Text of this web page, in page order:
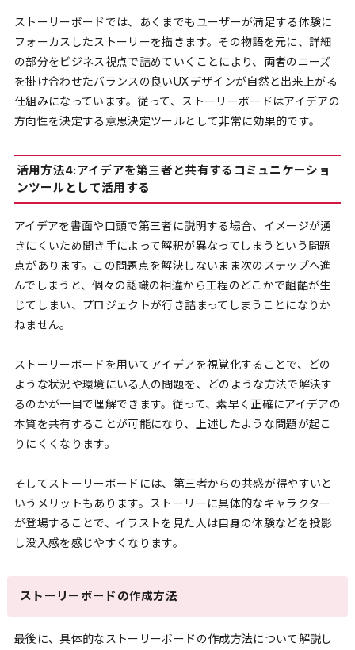
ストーリーボードでは、あくまでもユーザーが満足する体験に
フォーカスしたストーリーを描きます。その物語を元に、詳細
の部分をビジネス視点で詰めていくことにより、両者のニーズ
を掛け合わせたバランスの良いUXデザインが自然と出来上がる
仕組みになっています。従って、ストーリーボードはアイデアの
方向性を決定する意思決定ツールとして非常に効果的です。
活用方法4:アイデアを第三者と共有するコミュニケーショ
ンツールとして活用する
アイデアを書面や口頭で第三者に説明する場合、イメージが湧
きにくいため聞き手によって解釈が異なってしまうという問題
点があります。この問題点を解決しないまま次のステップへ進
んでしまうと、個々の認識の相違から工程のどこかで齟齬が生
じてしまい、プロジェクトが行き詰まってしまうことになりか
ねません。
ストーリーボードを用いてアイデアを視覚化することで、どの
ような状況や環境にいる人の問題を、どのような方法で解決す
るのかが一目で理解できます。従って、素早く正確にアイデアの
本質を共有することが可能になり、上述したような問題が起こ
りにくくなります。
そしてストーリーボードには、第三者からの共感が得やすいと
いうメリットもあります。ストーリーに具体的なキャラクター
が登場することで、イラストを見た人は自身の体験などを投影
し没入感を感じやすくなります。
ストーリーボードの作成方法
最後に、具体的なストーリーボードの作成方法について解説し